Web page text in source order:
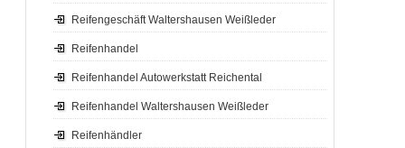
Reifengeschäft Waltershausen Weißleder
Reifenhandel
Reifenhandel Autowerkstatt Reichental
Reifenhandel Waltershausen Weißleder
Reifenhändler